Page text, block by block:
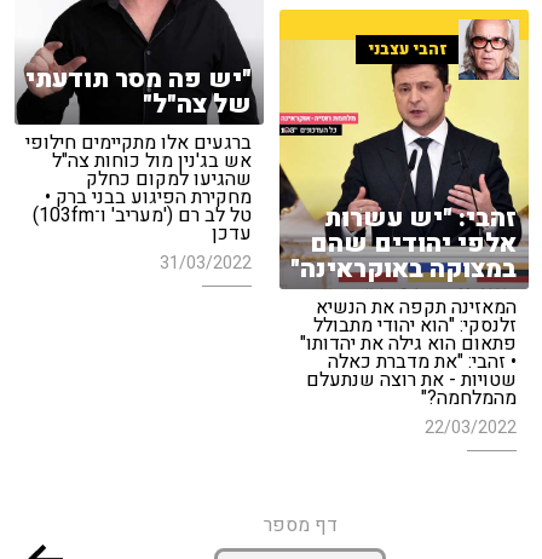
"יש פה מסר תודעתי
של צה"ל"
ברגעים אלו מתקיימים חילופי
אש בג'נין מול כוחות צה"ל
שהגיעו למקום כחלק
מחקירת הפיגוע בבני ברק •
טל לב רם ('מעריב' ו־103fm)
עדכן
31/03/2022
זהבי עצבני
זהבי: "יש עשרות
אלפי יהודים שהם
במצוקה באוקראינה"
המאזינה תקפה את הנשיא
זלנסקי: "הוא יהודי מתבולל
פתאום הוא גילה את יהדותו"
• זהבי: "את מדברת כאלה
שטויות - את רוצה שנתעלם
מהמלחמה?"
22/03/2022
דף מספר